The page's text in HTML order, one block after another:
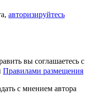
авторизируйтесь
вы соглашаетесь с
Правилами размещения
с мнением автора